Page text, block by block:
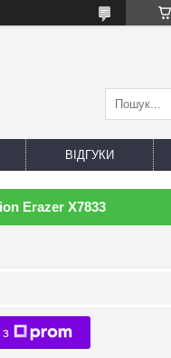
ВІДГУКИ
Erazer X7833